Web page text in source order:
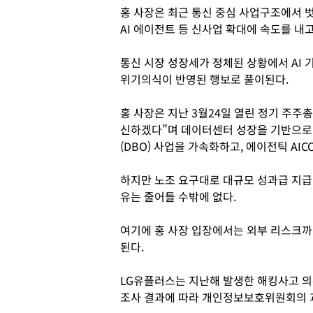
홍 사장은 최근 통신 중심 사업구조에서
AI 에이전트 등 신사업 확대에 속도를 내
통신 시장 성장세가 정체된 상황에서 AI
위기의식이 반영된 행보로 풀이된다.
홍 사장은 지난 3월24일 열린 정기 주주
신하겠다”며 데이터센터 성장을 기반으
(DBO) 사업을 가속화하고, 에이전틱
하지만 노조 요구대로 대규모 성과급 지
유는 줄어들 수밖에 없다.
여기에 홍 사장 입장에서는 외부 리스크
된다.
LG유플러스는 지난해 발생한 해킹사고
조사 결과에 따라 개인정보보호위원회의